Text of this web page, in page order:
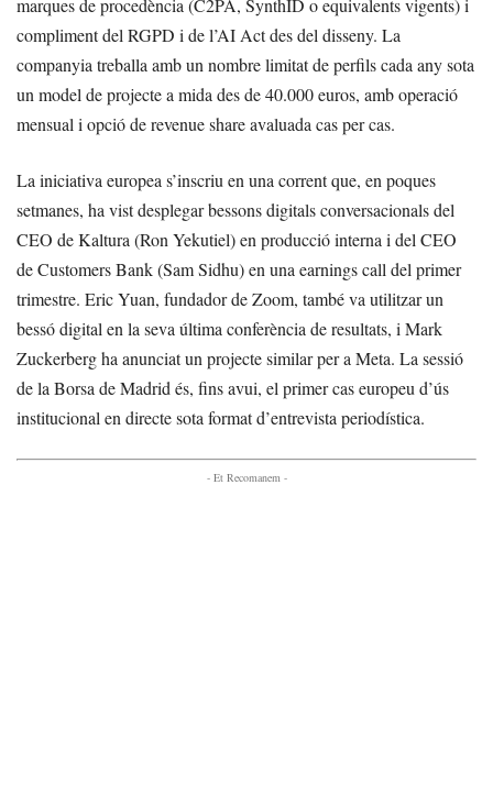
marques de procedència (C2PA, SynthID o equivalents vigents) i
compliment del RGPD i de l’AI Act des del disseny. La
companyia treballa amb un nombre limitat de perfils cada any sota
un model de projecte a mida des de 40.000 euros, amb operació
mensual i opció de revenue share avaluada cas per cas.
La iniciativa europea s’inscriu en una corrent que, en poques
setmanes, ha vist desplegar bessons digitals conversacionals del
CEO de Kaltura (Ron Yekutiel) en producció interna i del CEO
de Customers Bank (Sam Sidhu) en una earnings call del primer
trimestre. Eric Yuan, fundador de Zoom, també va utilitzar un
bessó digital en la seva última conferència de resultats, i Mark
Zuckerberg ha anunciat un projecte similar per a Meta. La sessió
de la Borsa de Madrid és, fins avui, el primer cas europeu d’ús
institucional en directe sota format d’entrevista periodística.
- Et Recomanem -